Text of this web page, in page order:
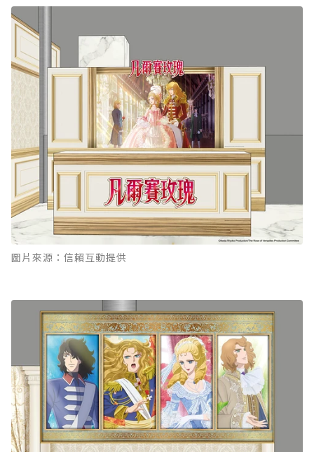
圖片來源：信賴互動提供